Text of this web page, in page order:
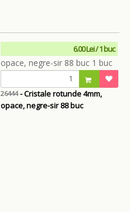
6.00 Lei / 1 buc
26444- Cristale rotunde 4mm,
opace, negre-sir 88 buc